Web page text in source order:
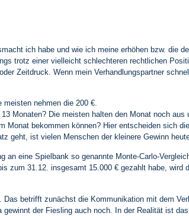
ich habe und wie ich meine erhöhen bzw. die
trotz einer vielleicht schlechteren rechtlichen
Zeitdruck. Wenn mein Verhandlungspartner
nehmen die 200 €.
Monaten? Die meisten halten den Monat noch aus
Monat bekommen können? Hier entscheiden sich
geht, ist vielen Menschen der kleinere Gewinn
an eine Spielbank so genannte Monte-Carlo-
zum 31.12. insgesamt 15.000 € gezahlt habe,
betrifft zunächst die Kommunikation mit dem
der Fiesling auch noch. In der Realität ist